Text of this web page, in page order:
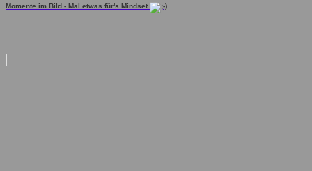
Momente im Bild - Mal etwas für's Mindset